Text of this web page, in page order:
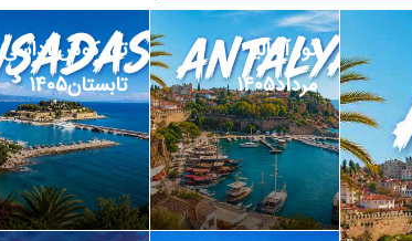
تور آنتالیا
مرداد1405
تور کوش آداسی
تابستان1405